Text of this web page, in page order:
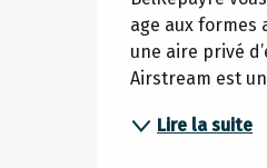
age aux formes
une aire privé
Airstream est
Lire la suite